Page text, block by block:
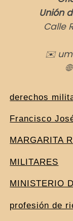
Unión
Calle
✉
🌐
derechos
Francisco
MARGARITA
MILITARES
MINISTERIO
profesión de